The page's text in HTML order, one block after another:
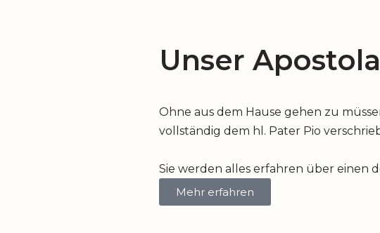
Unser
Ohne aus dem Hause gehen zu
vollständig dem hl. Pater Pio
Sie werden alles erfahren über einen
Mehr erfahren